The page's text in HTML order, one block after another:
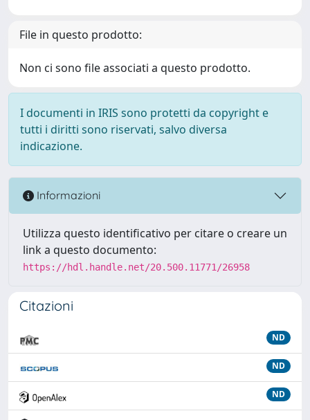
File in questo prodotto:
Non ci sono file associati a questo prodotto.
I documenti in IRIS sono protetti da copyright e
tutti i diritti sono riservati, salvo diversa
indicazione.
Informazioni
Utilizza questo identificativo per citare o creare un
link a questo documento:
https://hdl.handle.net/20.500.11771/26958
Citazioni
ND
ND
ND